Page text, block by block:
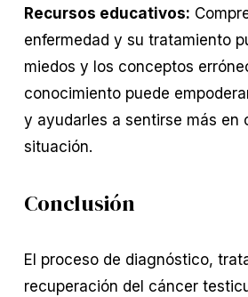
Recursos educativos:
enfermedad y su tratamiento
miedos y los conceptos
conocimiento puede
y ayudarles a sentirse más en
situación.
Conclusión
El proceso de diagnóstico,
recuperación del cáncer